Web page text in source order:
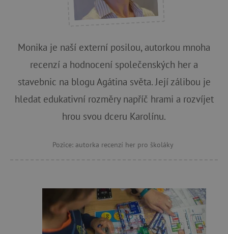
Monika je naší externí posilou, autorkou mnoha
recenzí a hodnocení společenských her a
stavebnic na blogu Agátina světa. Její zálibou je
hledat edukativní rozměry napříč hrami a rozvíjet
hrou svou dceru Karolínu.
Pozice: autorka recenzí her pro školáky